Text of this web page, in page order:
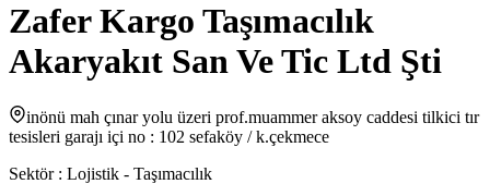
Zafer Kargo Taşımacılık
Akaryakıt San Ve Tic Ltd Şti
inönü mah çınar yolu üzeri prof.muammer aksoy caddesi tilkici tır
tesisleri garajı içi no : 102 sefaköy / k.çekmece
Sektör : Lojistik - Taşımacılık